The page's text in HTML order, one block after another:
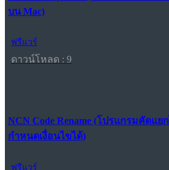
บน Mac)
ฟรีแวร์
ดาวน์โหลด : 9
NCN Code Rename (โปรแกรมคัดแย
กำหนดเงื่อนไขได้)
ฟรีแวร์